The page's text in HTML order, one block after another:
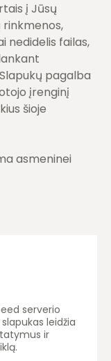
į Jūsų
nedidelis failas,
pagalba
įrenginį
šioje
asmeninei
serverio
leidžia
ir